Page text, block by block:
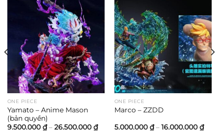
ONE PIECE
Yamato – Anime Mason
(bản quyền)
9.500.000 ₫ – 26.500.000 ₫Khoảng
ONE PIECE
Marco – ZZDD
5.000.000 ₫ – 16.000.000 ₫
₫
₫